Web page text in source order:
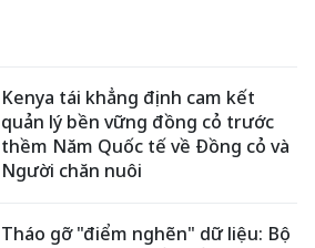
Kenya tái khẳng định cam kết
quản lý bền vững đồng cỏ trước
thềm Năm Quốc tế về Đồng cỏ và
Người chăn nuôi
Tháo gỡ "điểm nghẽn" dữ liệu: Bộ